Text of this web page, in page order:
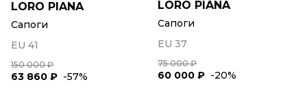
LORO PIANA
Сапоги
EU 41
150 000 ₽
63 860 ₽ -57%
LORO PIANA
Сапоги
EU 37
75 000 ₽
60 000 ₽ -20%